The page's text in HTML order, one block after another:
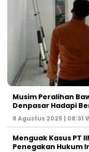
Musim Peralihan
Denpasar Hadapi
8 Agustus 2025 | 08:31
Menguak Kasus PT
Penegakan Hukum